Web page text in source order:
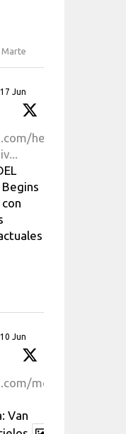
Marte
17 Jun
he-
Begins
10 Jun
mortal-
Van